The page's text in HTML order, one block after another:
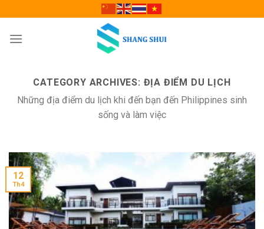
to
content
CATEGORY ARCHIVES: ĐỊA ĐIỂM DU LỊCH
Những địa điểm du lịch khi đến bạn đến Philippines sinh
sống và làm việc
12
Th4